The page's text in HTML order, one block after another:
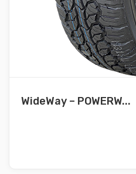
WideWay – POWERW...